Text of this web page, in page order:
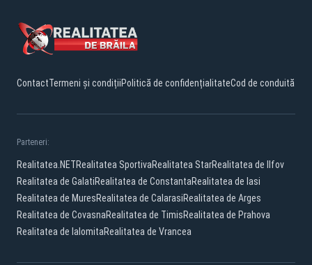
ContactTermeni și condițiiPolitică de confidențialitateCod de conduită
Parteneri:
Realitatea.NETRealitatea SportivaRealitatea StarRealitatea de Ilfov
Realitatea de GalatiRealitatea de ConstantaRealitatea de Iasi
Realitatea de MuresRealitatea de CalarasiRealitatea de Arges
Realitatea de CovasnaRealitatea de TimisRealitatea de Prahova
Realitatea de IalomitaRealitatea de Vrancea